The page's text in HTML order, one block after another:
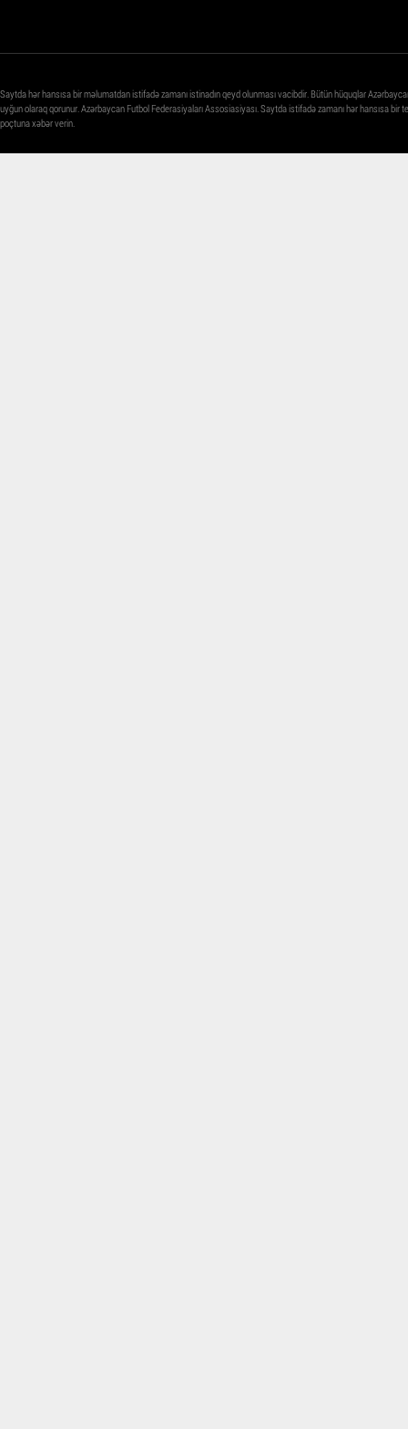
Saytda hər hansısa bir məlumatdan istifadə zamanı istinadın qeyd olunması vacibdir. Bütün hüquqlar
uyğun olaraq qorunur. Azərbaycan Futbol Federasiyaları Assosiasiyası. Saytda istifadə zamanı hər hansısa
poçtuna xəbər verin.